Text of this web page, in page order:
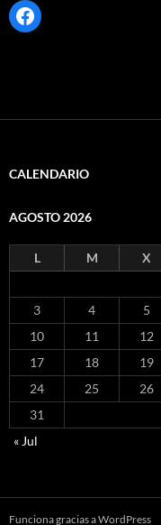
Facebook
CALENDARIO
AGOSTO 2026
L M X
3
4 5
10
11 12
17
18 19
24
25 26
31
« Jul
Funciona gracias a WordPress